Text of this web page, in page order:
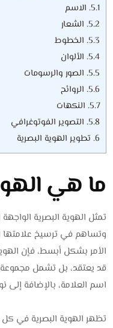
5.1. الاسم
5.2. الشعار
5.3. الخطوط
5.4. الألوان
5.5. الصور والرسومات
5.6. الروائح
5.7. النكهات
5.8. التصوير الفوتوغرافي
6. تطوير الهوية البصرية
ما هي
تمثل الهوية البصرية الواجهة
وتساهم في ترسيخ علامتها
الأمر بشكل أبسط، فإن
قد يعتقد، بل تشمل مجموعة
اسم العلامة، بالإضافة